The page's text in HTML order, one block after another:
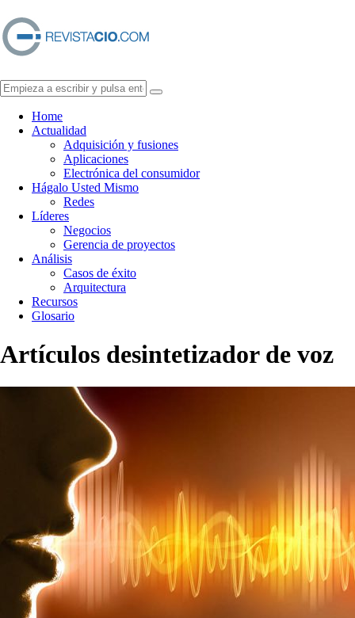
Home
Actualidad
Adquisición y fusiones
Aplicaciones
Electrónica del consumidor
Hágalo Usted Mismo
Redes
Líderes
Negocios
Gerencia de proyectos
Análisis
Casos de éxito
Arquitectura
Recursos
Glosario
Artículos desintetizador de voz